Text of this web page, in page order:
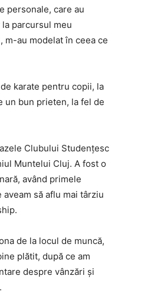
personale, care au
parcursul meu
m-au modelat în ceea ce
karate pentru copii, la
un bun prieten, la fel de
Clubului Studențesc
Muntelui Cluj. A fost o
având primele
să aflu mai târziu
de la locul de muncă,
plătit, după ce am
despre vânzări și